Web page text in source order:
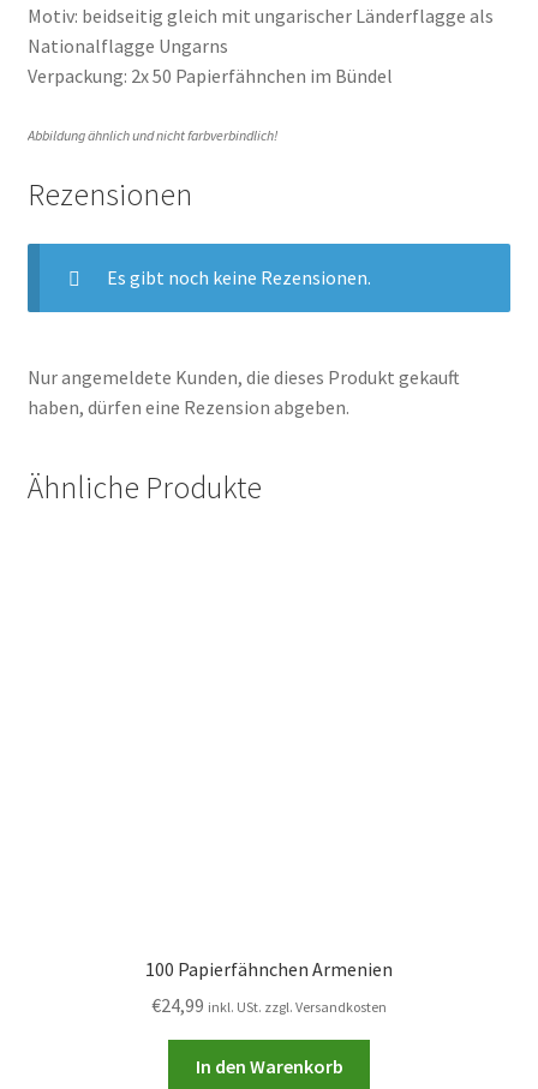
Motiv: beidseitig gleich mit ungarischer Länderflagge als
Nationalflagge Ungarns
Verpackung: 2x 50 Papierfähnchen im Bündel
Abbildung ähnlich und nicht farbverbindlich!
Rezensionen
Es gibt noch keine Rezensionen.
Nur angemeldete Kunden, die dieses Produkt gekauft
haben, dürfen eine Rezension abgeben.
Ähnliche Produkte
100 Papierfähnchen Armenien
€24,99 inkl. USt. zzgl. Versandkosten
In den Warenkorb